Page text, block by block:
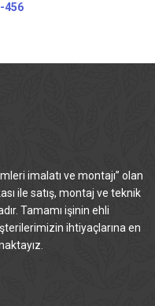
456
imalatı ve montajı” olan
ile satış, montaj ve teknik
Tamamı işinin ehli
ihtiyaçlarına en